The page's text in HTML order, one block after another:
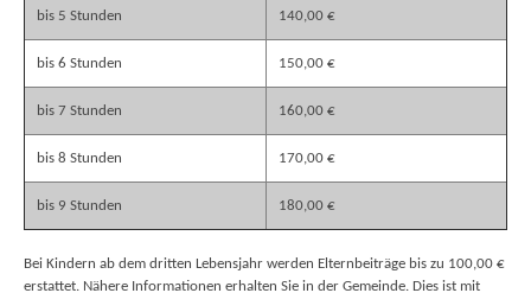
bis 5 Stunden 140,00 €
bis 6 Stunden 150,00 €
bis 7 Stunden 160,00 €
bis 8 Stunden 170,00 €
bis 9 Stunden 180,00 €
Bei Kindern ab dem dritten Lebensjahr werden Elternbeiträge bis zu 100,00 €
erstattet. Nähere Informationen erhalten Sie in der Gemeinde. Dies ist mit